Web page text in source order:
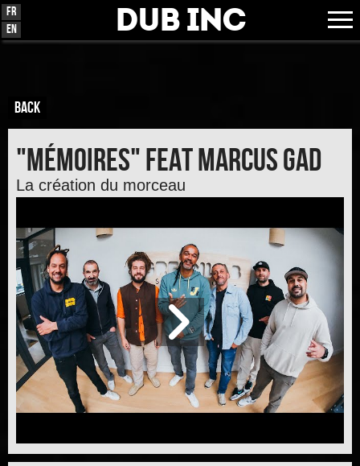
Dub Inc
Fr
En
BACK
"Mémoires" feat Marcus Gad
La création du morceau